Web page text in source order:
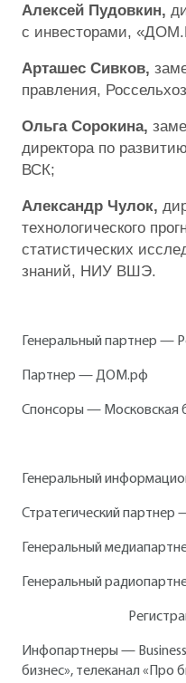
Алексей Пудовкин,
с инвесторами,
Арташес Сивков,
правления,
Ольга Сорокина,
директора по
ВСК;
Александр Чулок,
технологического
статистических
знаний, НИУ ВШЭ.
Генеральный партнер —
Партнер — ДОМ.рф
Спонсоры — Московская
Генеральный
Стратегический
Генеральный
Генеральный
Инфопартнеры — Business
бизнес», телеканал «Про